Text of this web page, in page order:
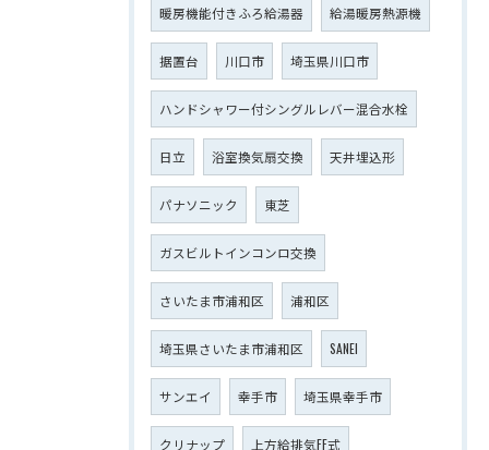
暖房機能付きふろ給湯器 給湯暖房熱源機
据置台 川口市 埼玉県川口市
ハンドシャワー付シングルレバー混合水栓
日立 浴室換気扇交換 天井埋込形
パナソニック 東芝
ガスビルトインコンロ交換
さいたま市浦和区 浦和区
埼玉県さいたま市浦和区 SANEI
サンエイ 幸手市 埼玉県幸手市
クリナップ 上方給排気FF式